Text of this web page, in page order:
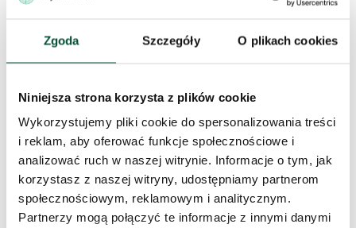
Zgoda Szczegóły O plikach cookies
Niniejsza strona korzysta z plików cookie
Wykorzystujemy pliki cookie do spersonalizowania treści
i reklam, aby oferować funkcje społecznościowe i
analizować ruch w naszej witrynie. Informacje o tym, jak
korzystasz z naszej witryny, udostępniamy partnerom
społecznościowym, reklamowym i analitycznym.
Partnerzy mogą połączyć te informacje z innymi danymi
Zapytaj o to
mieszkanie
Skorzystaj z formularza i przekaż naszym doradcom prośbę o
kontakt w sprawie tego mieszkania.